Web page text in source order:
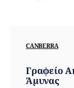
CANBERRA
Γραφείο
Άμυνας